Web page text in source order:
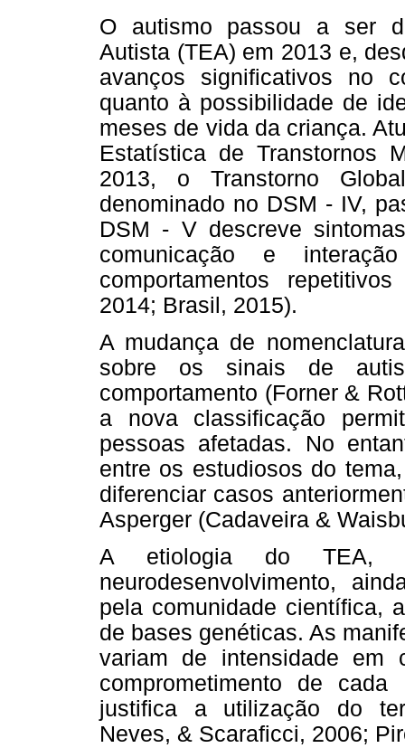
O autismo passou a ser
Autista (TEA) em 2013 e,
avanços significativos no
quanto à possibilidade de
meses de vida da criança.
Estatística de Transtornos
2013, o Transtorno
denominado no DSM - IV,
DSM - V descreve
comunicação e
comportamentos
2014; Brasil, 2015).
A mudança de
sobre os sinais de
comportamento (Forner &
a nova classificação
pessoas afetadas. No
entre os estudiosos do
diferenciar casos
Asperger (Cadaveira &
A etiologia do TEA,
neurodesenvolvimento,
pela comunidade científica,
de bases genéticas. As
variam de intensidade
comprometimento de
justifica a utilização do
Neves, & Scaraficci, 2006;